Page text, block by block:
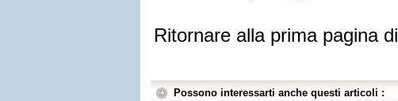
Ritornare alla prima pagina di
Possono interessarti anche questi articoli :